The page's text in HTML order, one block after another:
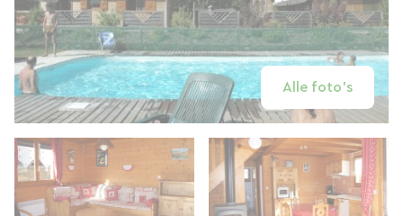
Alle foto's